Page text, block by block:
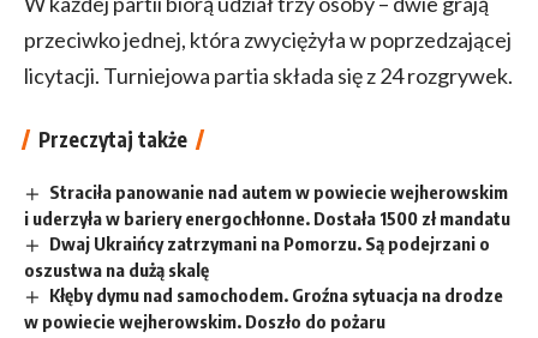
przeciwko jednej, która zwyciężyła w poprzedzającej
licytacji. Turniejowa partia składa się z 24 rozgrywek.
Przeczytaj także
Straciła panowanie nad autem w powiecie wejherowskim
i uderzyła w bariery energochłonne. Dostała 1500 zł mandatu
Dwaj Ukraińcy zatrzymani na Pomorzu. Są podejrzani o
oszustwa na dużą skalę
Kłęby dymu nad samochodem. Groźna sytuacja na drodze
w powiecie wejherowskim. Doszło do pożaru